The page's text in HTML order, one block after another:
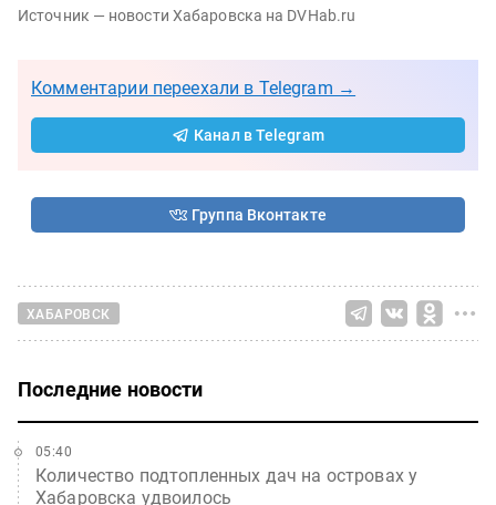
Источник — новости Хабаровска на DVHab.ru
Комментарии переехали в Telegram →
Канал в Telegram
Группа Вконтакте
ХАБАРОВСК
Последние новости
Количество подтопленных дач на островах у
Хабаровска удвоилось
05:40